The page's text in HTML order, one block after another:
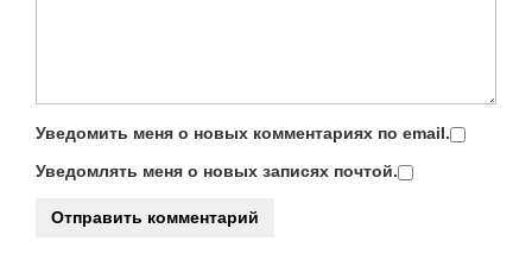
Уведомить меня о новых комментариях по email.
Уведомлять меня о новых записях почтой.